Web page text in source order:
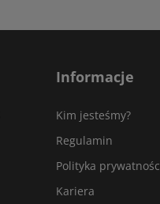
Informacje
Kim jesteśmy?
Regulamin
Polityka
Kariera